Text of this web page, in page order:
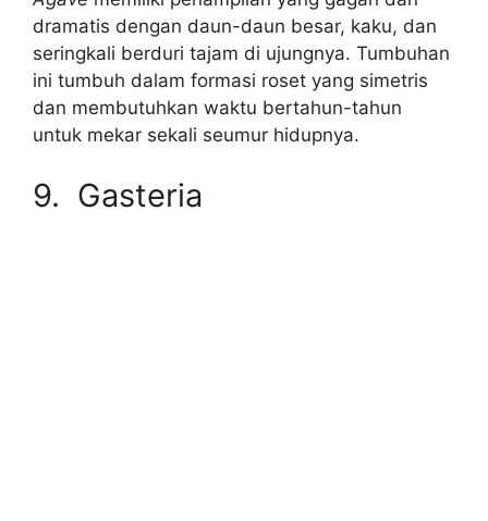
dramatis dengan daun-daun besar, kaku, dan
seringkali berduri tajam di ujungnya. Tumbuhan
ini tumbuh dalam formasi roset yang simetris
dan membutuhkan waktu bertahun-tahun
untuk mekar sekali seumur hidupnya.
9. Gasteria